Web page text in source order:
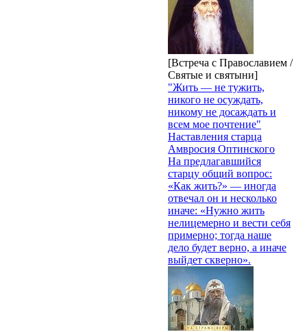
[Встреча с Православием /
Святые и святыни]
"Жить — не тужить,
никого не осуждать,
никому не досаждать и
всем мое почтение"
Наставления старца
Амвросия Оптинского
На предлагавшийся
старцу общий вопрос:
«Как жить?» — иногда
отвечал он и несколько
иначе: «Нужно жить
нелицемерно и вести себя
примерно; тогда наше
дело будет верно, а иначе
выйдет скверно».